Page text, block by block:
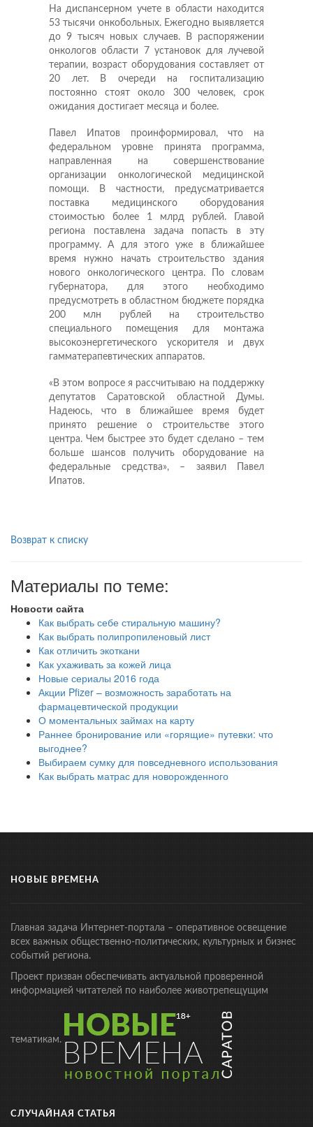
На диспансерном учете в области находится
53 тысячи онкобольных. Ежегодно выявляется
до 9 тысяч новых случаев. В распоряжении
онкологов области 7 установок для лучевой
терапии, возраст оборудования составляет от
20 лет. В очереди на госпитализацию
постоянно стоят около 300 человек, срок
ожидания достигает месяца и более.
Павел Ипатов проинформировал, что на
федеральном уровне принята программа,
направленная на совершенствование
организации онкологической медицинской
помощи. В частности, предусматривается
поставка медицинского оборудования
стоимостью более 1 млрд рублей. Главой
региона поставлена задача попасть в эту
программу. А для этого уже в ближайшее
время нужно начать строительство здания
нового онкологического центра. По словам
губернатора, для этого необходимо
предусмотреть в областном бюджете порядка
200 млн рублей на строительство
специального помещения для монтажа
высокоэнергетического ускорителя и двух
гамматерапевтических аппаратов.
«В этом вопросе я рассчитываю на поддержку
депутатов Саратовской областной Думы.
Надеюсь, что в ближайшее время будет
принято решение о строительстве этого
центра. Чем быстрее это будет сделано – тем
больше шансов получить оборудование на
федеральные средства», – заявил Павел
Ипатов.
Возврат к списку
Материалы по теме:
Новости сайта
Как выбрать себе стиральную машину?
Как выбрать полипропиленовый лист
Как отличить экоткани
Как ухаживать за кожей лица
Новые сериалы 2016 года
Акции Pfizer – возможность заработать на
фармацевтической продукции
О моментальных займах на карту
Раннее бронирование или «горящие» путевки: что
выгоднее?
Выбираем сумку для повседневного использования
Как выбрать матрас для новорожденного
НОВЫЕ ВРЕМЕНА
Главная задача Интернет-портала – оперативное освещение
всех важных общественно-политических, культурных и бизнес
событий региона.
Проект призван обеспечивать актуальной проверенной
информацией читателей по наиболее животрепещущим
тематикам.
СЛУЧАЙНАЯ СТАТЬЯ